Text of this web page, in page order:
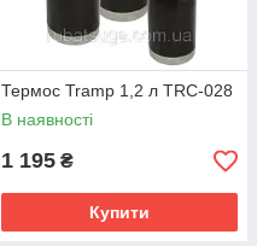
Термос Tramp 1,2 л TRC-028
В наявності
1 195 ₴
Купити